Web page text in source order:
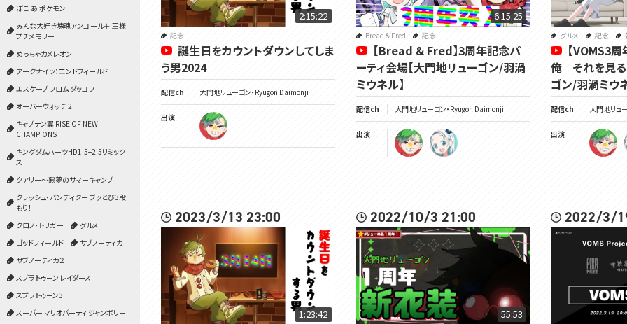
ぽこ あ ポケモン
みんな大好き塊魂アンコール＋ 王様
プチメモリー
めっちゃカメレオン
アークナイツ：エンドフィールド
エスケープ フロム ダッコフ
オーバーウォッチ 2
キャプテン翼 RISE OF NEW
CHAMPIONS
キングダムハーツHD1.5+2.5リミック
ス
クアリー～悪夢のサマーキャンプ
クラッシュ・バンディクー ブッとび3段
もり！
クロノ・トリガー
グルメ
ゴッドフィールド
サブノーティカ
サブノーティカ２
スプラトゥーン レイダース
スプラトゥーン3
スーパー マリオパーティ ジャンボリー
2:15:22
記念
誕生日をカウントダウンしてしま
う男2024
配信ch 大門地リューゴン・Ryugon Daimonji
出演
6:15:25
Bread & Fred 記念
【Bread & Fred】3周年記念パ
ーティ会場【大門地リューゴン/羽渦
ミウネル】
配信ch 大門地リューゴン・Ryugon Daimonji
出演
グルメ 記念
【VOMS3
俺 それを見る
ゴン/羽渦ミウ
配信ch 大門地リュ
出演
2023/3/13 23:00
1:23:42
2022/10/3 21:00
55:53
2022/3/